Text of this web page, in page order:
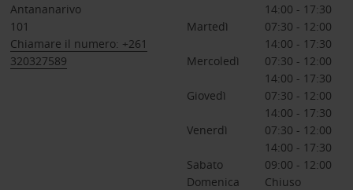
Antananarivo
101
Chiamare il numero: +261
320327589
14:00 - 17:30
Martedì
07:30 - 12:00
14:00 - 17:30
Mercoledì
07:30 - 12:00
14:00 - 17:30
Giovedì
07:30 - 12:00
14:00 - 17:30
Venerdì
07:30 - 12:00
14:00 - 17:30
Sabato
09:00 - 12:00
Domenica
Chiuso